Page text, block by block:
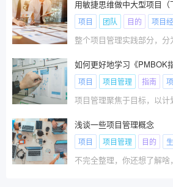
项目 团队 目的 项目
项目 项目管理 指南
浅谈一些项目管理概念
项目 项目管理 目的
不完全整理，你还想了解